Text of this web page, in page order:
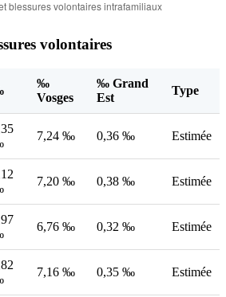
volontaires
‰
Vosges
‰ Grand
Est
Type
7,24 ‰ 0,36 ‰ Estimée
7,20 ‰ 0,38 ‰ Estimée
6,76 ‰ 0,32 ‰ Estimée
7,16 ‰ 0,35 ‰ Estimée